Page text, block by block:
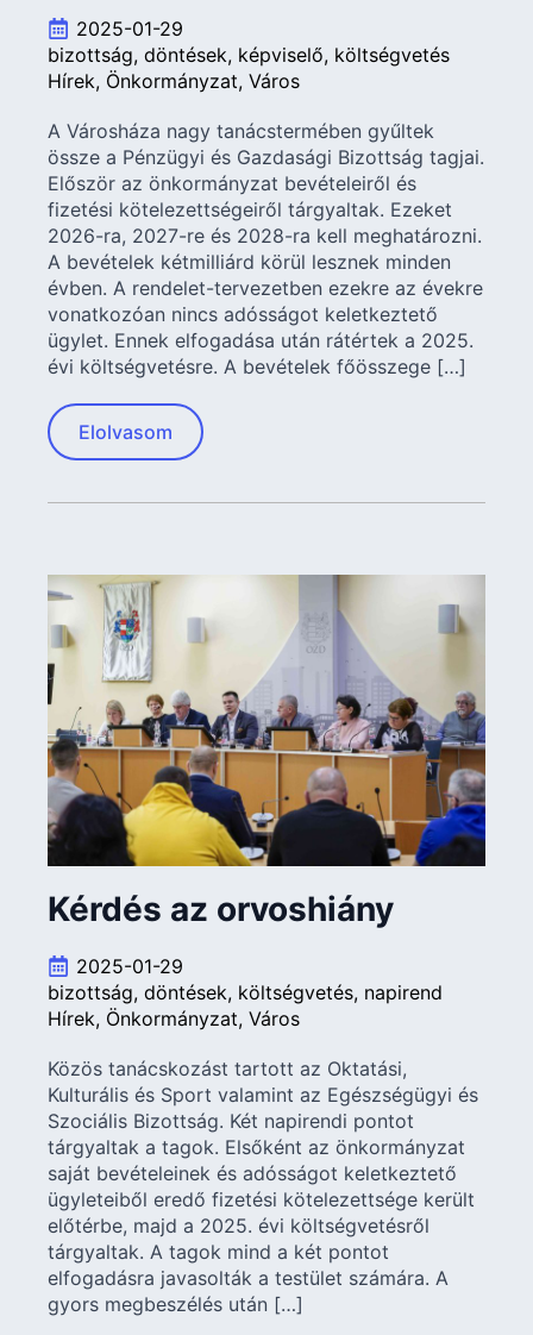
2025-01-29
bizottság döntések képviselő költségvetés
Hírek Önkormányzat Város
A Városháza nagy tanácstermében gyűltek
össze a Pénzügyi és Gazdasági Bizottság tagjai.
Először az önkormányzat bevételeiről és
fizetési kötelezettségeiről tárgyaltak. Ezeket
2026-ra, 2027-re és 2028-ra kell meghatározni.
A bevételek kétmilliárd körül lesznek minden
évben. A rendelet-tervezetben ezekre az évekre
vonatkozóan nincs adósságot keletkeztető
ügylet. Ennek elfogadása után rátértek a 2025.
évi költségvetésre. A bevételek főösszege […]
Elolvasom
Kérdés az orvoshiány
2025-01-29
bizottság döntések költségvetés napirend
Hírek Önkormányzat Város
Közös tanácskozást tartott az Oktatási,
Kulturális és Sport valamint az Egészségügyi és
Szociális Bizottság. Két napirendi pontot
tárgyaltak a tagok. Elsőként az önkormányzat
saját bevételeinek és adósságot keletkeztető
ügyleteiből eredő fizetési kötelezettsége került
előtérbe, majd a 2025. évi költségvetésről
tárgyaltak. A tagok mind a két pontot
elfogadásra javasolták a testület számára. A
gyors megbeszélés után […]